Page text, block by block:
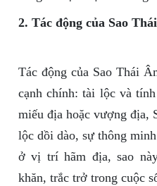
2. Tác động của Sao
Tác động của Sao Thái
cạnh chính: tài lộc và
miếu địa hoặc vượng địa,
lộc dồi dào, sự thông
ở vị trí hãm địa, sao
khăn, trắc trở trong cuộc